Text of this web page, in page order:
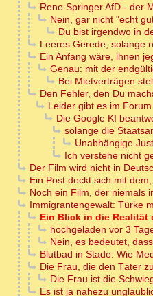
Rene Springer AfD - der
Nein, gar nicht "echt
Du bist irgendwo in
Leeres Gerede, solange
Ein Anfang wäre, ihnen
Genau: mit der
Bei Mietverträgen
Den Fehler, den Du
Leider gibt es im
Die Google KI
solange die
Unabhängige
Ich verstehe nicht
Der Film wird nicht in
Ein Post deckt sich mit
Noch ein Film, der niemals
Immigrantengewalt: Türke
Ein Blick in die Realität
hochgeladen vor 3
Nein, es bedeutet,
Blutbad in Stade: Wie
Die Frau, die den Täter
Die Frau ist die
Es ist ja nahezu